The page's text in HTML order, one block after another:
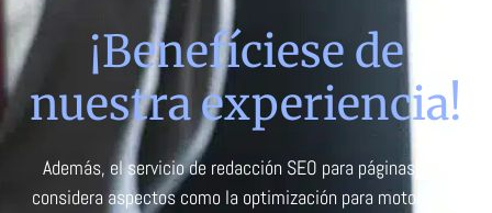
¡Benefíciese de
nuestra experiencia!
Además, el servicio de redacción SEO para páginas web
considera aspectos como la optimización para motores de